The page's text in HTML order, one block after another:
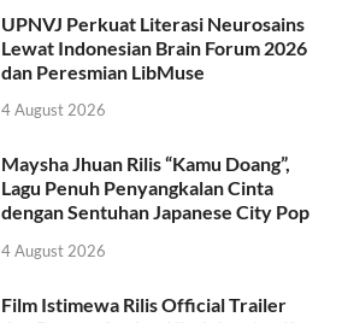
UPNVJ Perkuat Literasi Neurosains
Lewat Indonesian Brain Forum 2026
dan Peresmian LibMuse
4 August 2026
Maysha Jhuan Rilis “Kamu Doang”,
Lagu Penuh Penyangkalan Cinta
dengan Sentuhan Japanese City Pop
4 August 2026
Film Istimewa Rilis Official Trailer